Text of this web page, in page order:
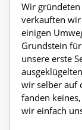
Wir
verkauften wir
einigen
Grundstein
unsere erste
wir selber auf
fanden
wir einfach